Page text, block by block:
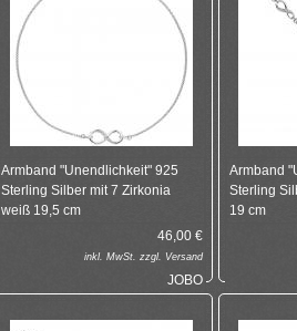
Armband "Unendlichkeit" 925
Sterling Silber mit 7 Zirkonia
weiß 19,5 cm
46,00 €
inkl. MwSt. zzgl. Versand
JOBO
Armband
Sterling
19 cm